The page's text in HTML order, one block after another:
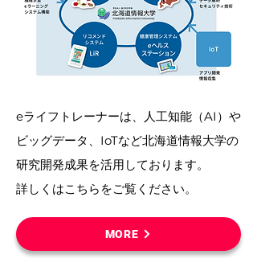
eライフトレーナーは、人工知能（AI）や
ビッグデータ、IoTなど北海道情報大学の
研究開発成果を活用しております。
​詳しくはこちらをご覧ください。
MORE